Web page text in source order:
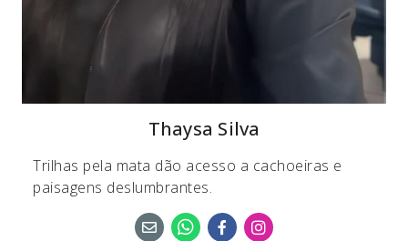
Thaysa Silva
Trilhas pela mata dão acesso a cachoeiras e
paisagens deslumbrantes.